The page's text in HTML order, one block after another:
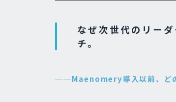
なぜ次世代のリー
チ。
──Maenomery導入以前、どの